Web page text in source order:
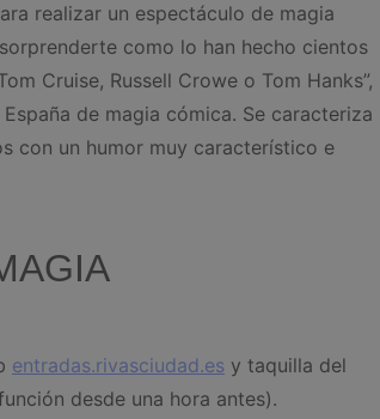
realizar un espectáculo de magia
como lo han hecho cientos
Cruise, Russell Crowe o Tom Hanks”,
de magia cómica. Se caracteriza
con un humor muy característico e
entradas.rivasciudad.es y taquilla del
desde una hora antes).